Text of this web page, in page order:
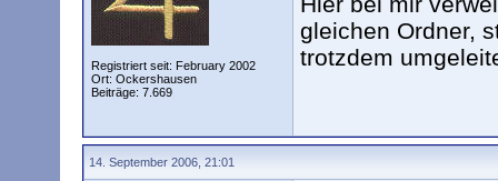
Registriert seit: February 2002
Ort: Ockershausen
Beiträge: 7.669
gleichen Ordner,
trotzdem
14. September 2006, 21:01